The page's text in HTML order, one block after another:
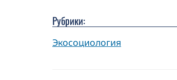
Рубрики:
Экосоциология